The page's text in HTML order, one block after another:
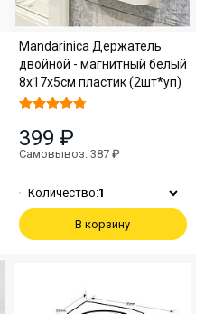
Mandarinica Держатель
двойной - магнитный белый
8х17х5см пластик (2шт*уп)
399 ₽
Самовывоз: 387 ₽
Количество:1
В корзину